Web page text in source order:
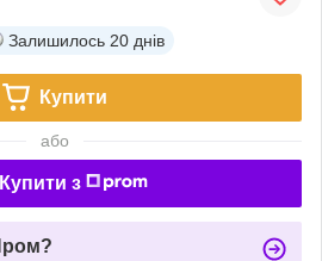
Залишилось 20 днів
Купити
або
Купити з